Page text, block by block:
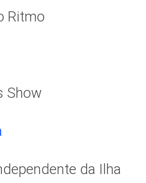
Ritmo
Show
da Ilha